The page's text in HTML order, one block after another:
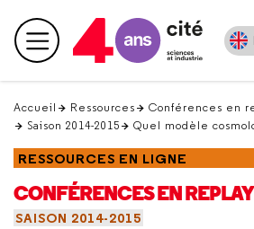
en
haut Menu principal
Accueil Ressources Conférences en
Saison 2014-2015
Quel modèle
RESSOURCES EN LIGNE
CONFÉRENCES EN REPLAY
SAISON 2014-2015